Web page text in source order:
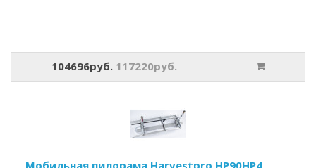
104696руб. 117220руб.